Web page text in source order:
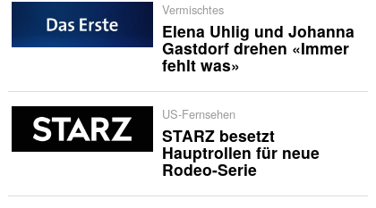
Vermischtes
Elena Uhlig und Johanna
Gastdorf drehen «Immer
fehlt was»
US-Fernsehen
STARZ besetzt
Hauptrollen für neue
Rodeo-Serie